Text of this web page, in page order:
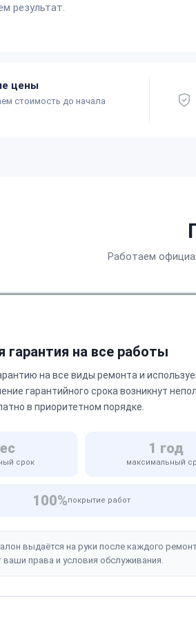
результат.
цены
стоимость до начала
Работаем
гарантия на все работы
на все виды ремонта и
гарантийного срока возникнут
в приоритетном порядке.
срок
1 год
максимальный
100%покрытие работ
выдаётся на руки после каждого
права и условия обслуживания.